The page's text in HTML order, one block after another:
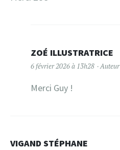
ZOÉ ILLUSTRATRICE
6 février 2026 à 13h28 Auteur
Merci Guy !
VIGAND STÉPHANE